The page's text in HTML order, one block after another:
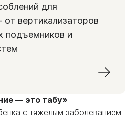
для
вертикализаторов
подъемников и
— это табу»
с тяжелым заболеванием